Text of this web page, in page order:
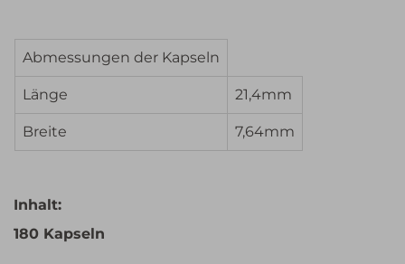
Abmessungen der Kapseln
Länge 21,4mm
Breite 7,64mm
Inhalt:
180 Kapseln